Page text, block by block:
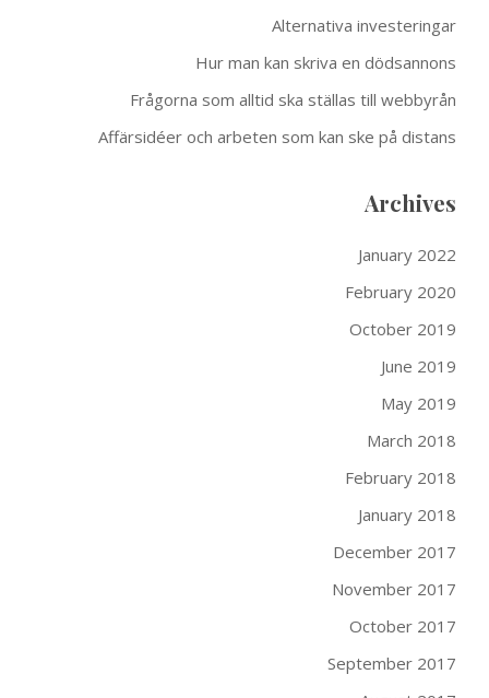
Alternativa investeringar
Hur man kan skriva en dödsannons
Frågorna som alltid ska ställas till webbyrån
Affärsidéer och arbeten som kan ske på distans
Archives
January 2022
February 2020
October 2019
June 2019
May 2019
March 2018
February 2018
January 2018
December 2017
November 2017
October 2017
September 2017